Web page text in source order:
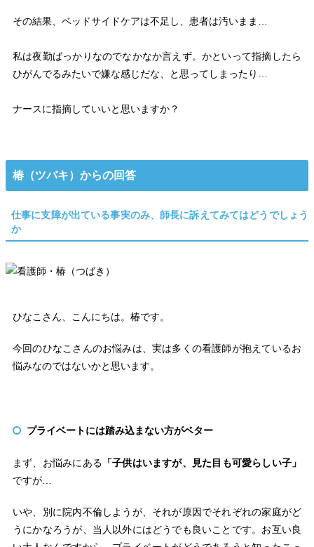
その結果、ベッドサイドケアは不足し、患者は汚いまま…
私は夜勤ばっかりなのでなかなか言えず。かといって指摘したら
ひがんでるみたいで嫌な感じだな、と思ってしまったり…
ナースに指摘していいと思いますか？
椿（ツバキ）からの回答
仕事に支障が出ている事実のみ、師長に訴えてみてはどうでしょう
か
ひなこさん、こんにちは。椿です。
今回のひなこさんのお悩みは、実は多くの看護師が抱えているお
悩みなのではないかと思います。
プライベートには踏み込まない方がベター
まず、お悩みにある 「子供はいますが、見た目も可愛らしい子」
ですが…
いや、別に院内不倫しようが、それが原因でそれぞれの家庭がど
うにかなろうが、当人以外にはどうでも良いことです。お互い良